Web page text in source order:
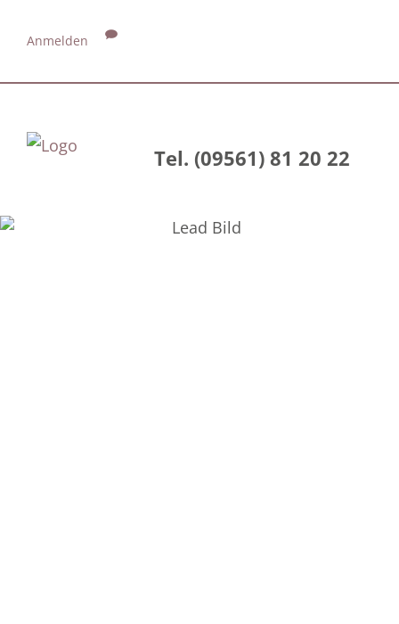
Anmelden
Tel. (09561) 81 20 22